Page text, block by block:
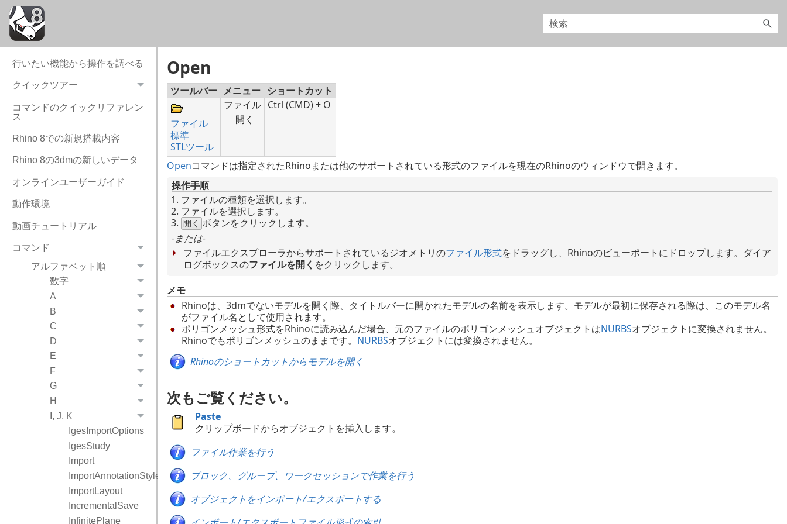
行いたい機能から操作を調べる
クイックツアー
コマンドのクイックリファレン
ス
Rhino 8での新規搭載内容
Rhino 8の3dmの新しいデータ
オンラインユーザーガイド
動作環境
動画チュートリアル
コマンド
アルファベット順
数字
A
B
C
D
E
F
G
H
I, J, K
IgesImportOptions
IgesStudy
Import
ImportAnnotationStyles
ImportLayout
IncrementalSave
InfinitePlane
Open
ツールバー メニュー ショートカット
ファイル
標準
STLツール
ファイル
開く
Ctrl (CMD) + O
Openコマンドは指定されたRhinoまたは他のサポートされている形式のファイルを現在のRhinoのウィンドウで開きます。
操作手順
ファイルの種類を選択します。
ファイルを選択します。
開く ボタンをクリックします。
-または-
ファイルエクスプローラからサポートされているジオメトリのファイル形式をドラッグし、Rhinoのビューポートにドロップします。ダイア
ログボックスのファイルを開く をクリックします。
メモ
Rhinoは、3dmでないモデルを開く際、タイトルバーに開かれたモデルの名前を表示します。モデルが最初に保存される際は、このモデル名
がファイル名として使用されます。
ポリゴンメッシュ形式をRhinoに読み込んだ場合、元のファイルのポリゴンメッシュオブジェクトはNURBSオブジェクトに変換されません。
Rhinoでもポリゴンメッシュのままです。 NURBSオブジェクトには変換されません。
Rhinoのショートカットからモデルを開く
次もご覧ください。
Paste
クリップボードからオブジェクトを挿入します。
ファイル作業を行う
ブロック、グループ、ワークセッションで作業を行う
オブジェクトをインポート/エクスポートする